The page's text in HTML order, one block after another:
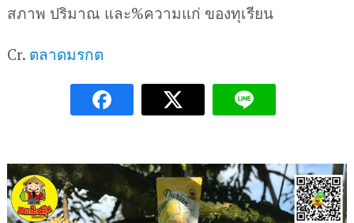
สภาพ ปริมาณ และ%ความแก่ ของทุเรียน
Cr. ตลาดมรกต